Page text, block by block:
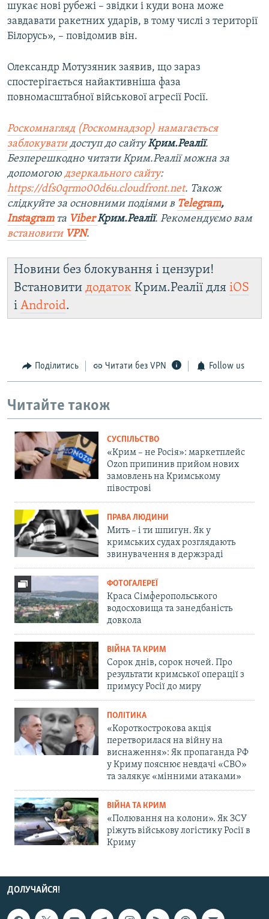
шукає нові рубежі – звідки і куди вона може
завдавати ракетних ударів, в тому числі з території
Білорусь», – повідомив він.
Олександр Мотузяник заявив, що зараз
спостерігається найактивніша фаза
повномасштабної військової агресії Росії.
Роскомнагляд (Роскомнадзор) намагається
заблокуватидоступ до сайтуКрим.Реалії.
Безперешкодно читати Крим.Реалії можна за
допомогою дзеркального сайту:
https://dfs0qrmo00d6u.cloudfront.net. Також
слідкуйте за основними подіями в Telegram,
Instagramта ViberКрим.Реалії. Рекомендуємо вам
встановити VPN.
Новини без блокування і цензури!
Встановити додаток Крим.Реалії для iOS
і Android.
Поділитись Читати без VPN Follow us
Читайте також
СУСПІЛЬСТВО
«Крим – не Росія»: маркетплейс
Ozon припинив прийом нових
замовлень на Кримському
півострові
ПРАВА ЛЮДИНИ
Мить – і ти шпигун. Як у
кримських судах розглядають
звинувачення в держзраді
ФОТОГАЛЕРЕЇ
Краса Сімферопольського
водосховища та занедбаність
довкола
ВІЙНА ТА КРИМ
Сорок днів, сорок ночей. Про
результати кримської операції з
примусу Росії до миру
ПОЛІТИКА
«Короткострокова акція
перетворилася на війну на
виснаження»: Як пропаганда РФ
у Криму пояснює невдачі «СВО»
та залякує «мінними атаками»
ВІЙНА ТА КРИМ
«Полювання на колони». Як ЗСУ
ріжуть військову логістику Росії в
Криму
ДОЛУЧАЙСЯ!